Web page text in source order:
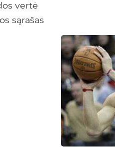
vertė
sąrašas